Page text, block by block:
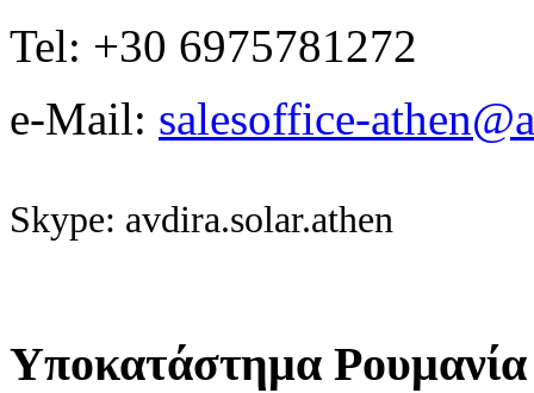
Tel: +30 6975781272
e-Mail: salesoffice-
Skype: avdira.solar.athen
Υποκατάστημα Ρουμανία